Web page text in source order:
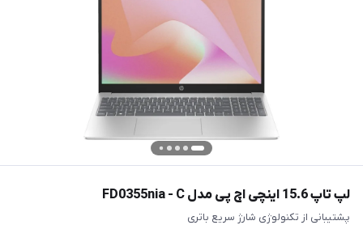
لپ تاپ 15.6 اینچی اچ پی مدل FD0355nia - C
پشتیبانی از تکنولوژی شارژ سریع باتری